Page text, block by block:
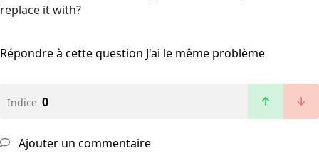
replace it with?
Répondre à cette question J'ai le même problème
Indice 0
Ajouter un commentaire